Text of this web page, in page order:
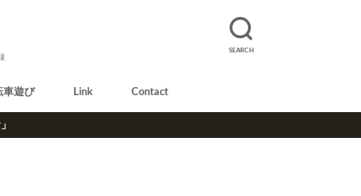
SEARCH
車遊び Link Contact